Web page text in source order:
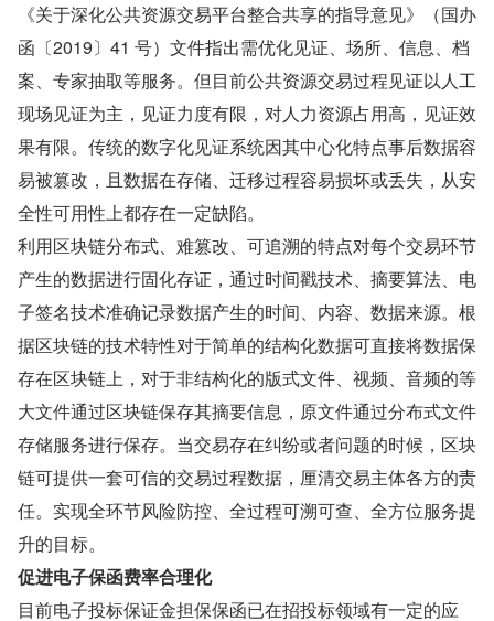
《关于深化公共资源交易平台整合共享的指导意见》（国办
函〔2019〕41 号）文件指出需优化见证、场所、信息、档
案、专家抽取等服务。但目前公共资源交易过程见证以人工
现场见证为主，见证力度有限，对人力资源占用高，见证效
果有限。传统的数字化见证系统因其中心化特点事后数据容
易被篡改，且数据在存储、迁移过程容易损坏或丢失，从安
全性可用性上都存在一定缺陷。
利用区块链分布式、难篡改、可追溯的特点对每个交易环节
产生的数据进行固化存证，通过时间戳技术、摘要算法、电
子签名技术准确记录数据产生的时间、内容、数据来源。根
据区块链的技术特性对于简单的结构化数据可直接将数据保
存在区块链上，对于非结构化的版式文件、视频、音频的等
大文件通过区块链保存其摘要信息，原文件通过分布式文件
存储服务进行保存。当交易存在纠纷或者问题的时候，区块
链可提供一套可信的交易过程数据，厘清交易主体各方的责
任。实现全环节风险防控、全过程可溯可查、全方位服务提
升的目标。
促进电子保函费率合理化
目前电子投标保证金担保保函已在招投标领域有一定的应